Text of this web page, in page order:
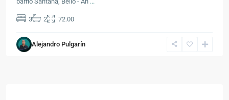
3 2 72.00
Alejandro Pulgarín